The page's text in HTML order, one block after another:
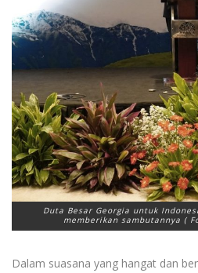
Duta Besar Georgia untuk
memberikan sambutannya (
Dalam suasana yang hangat dan